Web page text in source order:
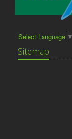
Select Language ▼
Sitemap